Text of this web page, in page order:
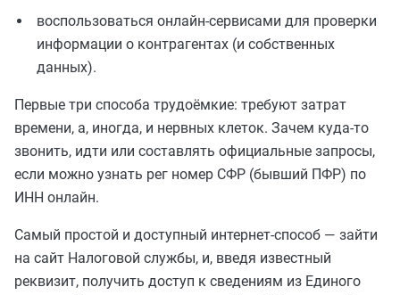
воспользоваться онлайн-сервисами для проверки
информации о контрагентах (и собственных
данных).
Первые три способа трудоёмкие: требуют затрат
времени, а, иногда, и нервных клеток. Зачем куда-то
звонить, идти или составлять официальные запросы,
если можно узнать рег номер СФР (бывший ПФР) по
ИНН онлайн.
Самый простой и доступный интернет-способ — зайти
на сайт Налоговой службы, и, введя известный
реквизит, получить доступ к сведениям из Единого